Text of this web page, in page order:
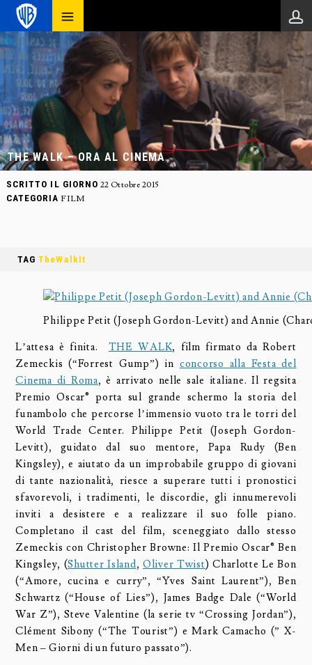
THE WALK – ORA AL CINEMA
SCRITTO IL GIORNO 22 Ottobre 2015
CATEGORIA FILM
TAGTheWalkIt
Philippe Petit (Joseph Gordon-Levitt) and Annie
L’attesa è finita. THE WALK, film firmato da Robert
Zemeckis (“Forrest Gump”) in concorso alla Festa del
Cinema di Roma, è arrivato nelle sale italiane. Il regsita
Premio Oscar® porta sul grande schermo la storia del
funambolo che percorse l’immensio vuoto tra le torri del
World Trade Center. Philippe Petit (Joseph Gordon-
Levitt), guidato dal suo mentore, Papa Rudy (Ben
Kingsley), e aiutato da un improbabile gruppo di giovani
di tante nazionalità, riesce a superare tutti i pronostici
sfavorevoli, i tradimenti, le discordie, gli innumerevoli
inviti a desistere e a realizzare il suo folle piano.
Completano il cast del film, sceneggiato dallo stesso
Zemeckis con Christopher Browne: Il Premio Oscar® Ben
Kingsley, (Shutter Island, Oliver Twist) Charlotte Le Bon
(“Amore, cucina e curry”, “Yves Saint Laurent”), Ben
Schwartz (“House of Lies”), James Badge Dale (“World
War Z”), Steve Valentine (la serie tv “Crossing Jordan”),
Clément Sibony (“The Tourist”) e Mark Camacho (” X-
Men – Giorni di un futuro passato”).